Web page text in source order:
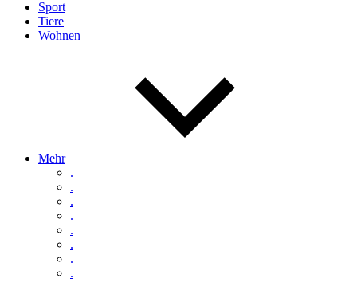
Sport
Tiere
Wohnen
Mehr
.
.
.
.
.
.
.
.